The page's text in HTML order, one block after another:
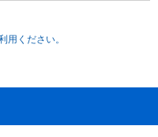
用ください。